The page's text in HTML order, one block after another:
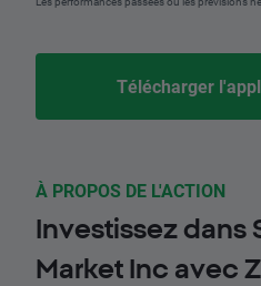
Télécharger
À PROPOS DE L'ACTION
Investissez dans
Market Inc avec